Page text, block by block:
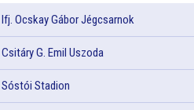
Ifj. Ocskay Gábor Jégcsarnok
Csitáry G. Emil Uszoda
Sóstói Stadion